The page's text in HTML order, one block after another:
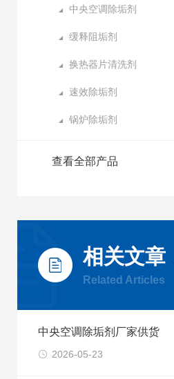
中央空调除垢剂
缓释阻垢剂
换热器片清洗剂
速效除垢剂
锅炉除垢剂
查看全部产品
相关文章
Related Articles
中央空调除垢剂厂家供货
2026-05-23